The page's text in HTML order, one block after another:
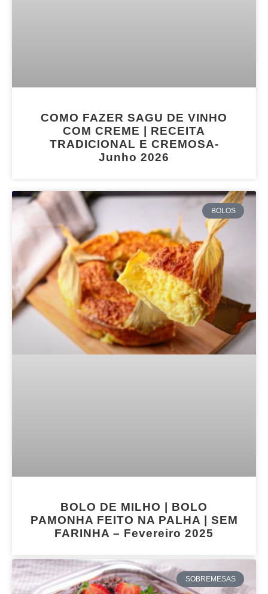
COMO FAZER SAGU DE VINHO
COM CREME | RECEITA
TRADICIONAL E CREMOSA-
Junho 2026
BOLOS
BOLO DE MILHO | BOLO
PAMONHA FEITO NA PALHA | SEM
FARINHA – Fevereiro 2025
SOBREMESAS